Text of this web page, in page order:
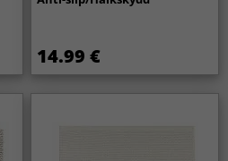
14.99 €